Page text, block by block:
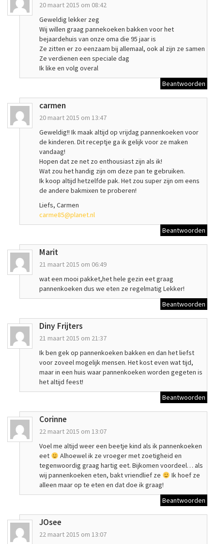
20 maart 2015 om 08:42
Geweldig lekker zeg
Wij willen graag pannekoeken bakken voor het
bejaardehuis van onze oma die 95 jaar is
Ze zitten er zo eenzaam bij allemaal, ook al zijn ze samen
Ze verdienen een speciale dag
Ik like en volg overal
Beantwoorden
carmen
20 maart 2015 om 13:47
Geweldig!! Ik maak altijd op vrijdag pannenkoeken voor
de kinderen. Dit receptje ga ik gelijk voor ze maken
vandaag!
Hopen dat ze net zo enthousiast zijn als ik!
Wat zou het handig zijn om deze pan te gebruiken.
Ik koop altijd hetzelfde pak. Het zou super zijn om eens
de andere bakmixen te proberen!
Liefs, Carmen
carme85@planet.nl
Beantwoorden
Marit
21 maart 2015 om 06:49
wat een mooi pakket,het hele gezin eet graag
pannenkoeken dus we eten ze regelmatig Lekker!
Beantwoorden
Diny Frijters
21 maart 2015 om 21:37
Ik ben gek op pannenkoeken bakken en dan het liefst
voor zoveel mogelijk mensen. Het kost even wat tijd,
maar in een huis waar pannenkoeken worden gegeten is
het altijd feest!
Beantwoorden
Corinne
22 maart 2015 om 13:07
Voel me altijd weer een beetje kind als ik pannenkoeken
eet
Alhoewel ik ze vroeger met zoetigheid en
tegenwoordig graag hartig eet. Bijkomen voordeel… als
wij pannenkoeken eten, bakt vriendlief ze
Ik hoef ze
alleen maar op te eten en dat doe ik graag!
Beantwoorden
JOsee
22 maart 2015 om 13:07